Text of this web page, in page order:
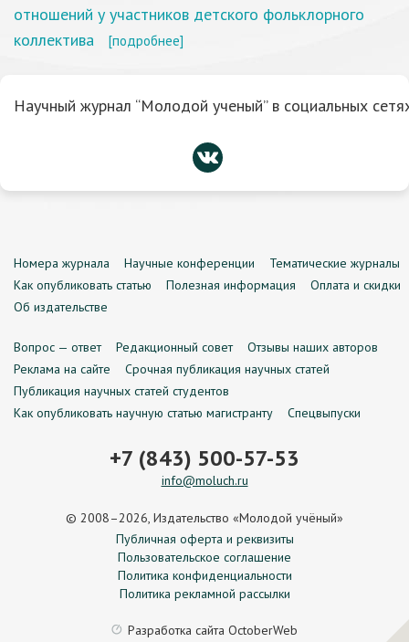
отношений у участников детского фольклорного
коллектива
[подробнее]
Научный журнал “Молодой ученый” в социальных
Номера журнала Научные конференции
Тематические журналы
Как опубликовать статью
Полезная информация
Оплата и скидки
Об издательстве
Вопрос — ответ Редакционный совет
Отзывы наших авторов
Реклама на сайте
Срочная публикация научных статей
Публикация научных статей студентов
Как опубликовать научную статью магистранту
Спецвыпуски
+7 (843) 500-57-53
info@moluch.ru
© 2008–2026, Издательство «Молодой учёный»
Публичная оферта и реквизиты
Пользовательское соглашение
Политика конфиденциальности
Политика рекламной рассылки
Разработка сайта OctoberWeb